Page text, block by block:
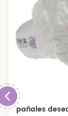
pañales